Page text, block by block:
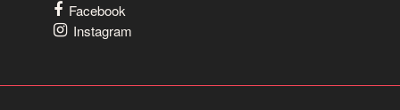
Facebook
Instagram